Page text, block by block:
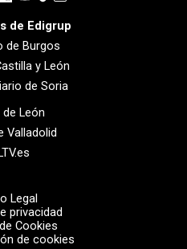
de Edigrup
de Burgos
y León
de Soria
de León
Valladolid
Legal
privacidad
Cookies
de cookies